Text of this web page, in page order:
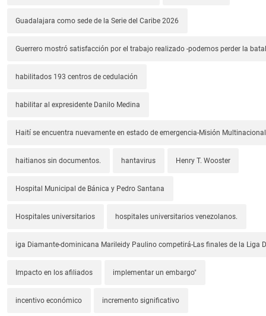
Guadalajara como sede de la Serie del Caribe 2026
Guerrero mostró satisfacción por el trabajo realizado -podemos perder la
habilitados 193 centros de cedulación
habilitar al expresidente Danilo Medina
Haití se encuentra nuevamente en estado de emergencia-Misión
haitianos sin documentos. hantavirus Henry T. Wooster
Hospital Municipal de Bánica y Pedro Santana
Hospitales universitarios hospitales universitarios venezolanos.
iga Diamante-dominicana Marileidy Paulino competirá-Las finales de la Liga
Impacto en los afiliados implementar un embargo"
incentivo económico incremento significativo